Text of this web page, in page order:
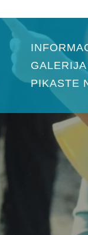
GALERIJA
PIKASTE